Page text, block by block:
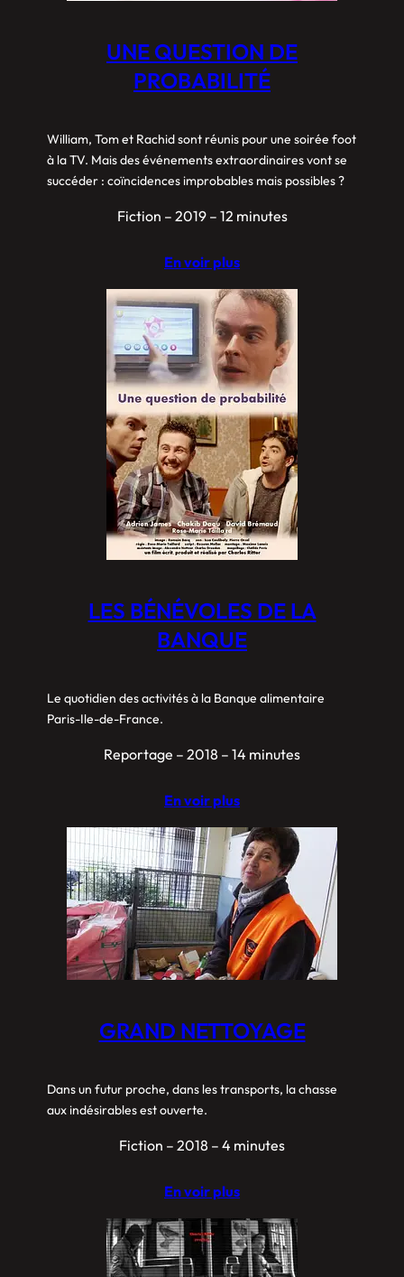
UNE QUESTION DE
PROBABILITÉ
William, Tom et Rachid sont réunis pour une soirée foot
à la TV. Mais des événements extraordinaires vont se
succéder : coïncidences improbables mais possibles ?
Fiction – 2019 – 12 minutes
En voir plus
LES BÉNÉVOLES DE LA
BANQUE
Le quotidien des activités à la Banque alimentaire
Paris-Ile-de-France.
Reportage – 2018 – 14 minutes
En voir plus
GRAND NETTOYAGE
Dans un futur proche, dans les transports, la chasse
aux indésirables est ouverte.
Fiction – 2018 – 4 minutes
En voir plus